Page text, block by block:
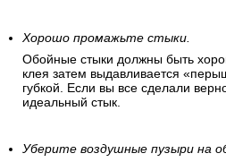
Хорошо промажьте стыки.
Обойные стыки должны быть
клея затем выдавливается
губкой. Если вы все сделали
идеальный стык.
Уберите воздушные пузыри на